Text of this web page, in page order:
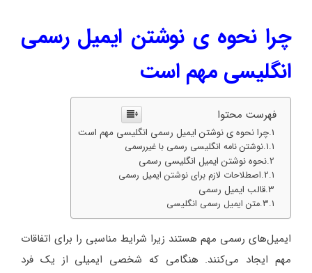
چرا نحوه ی نوشتن ایمیل رسمی
انگلیسی مهم است
فهرست محتوا
چرا نحوه ی نوشتن ایمیل رسمی انگلیسی مهم است
نوشتن نامه انگلیسی رسمی با غیررسمی
نحوه نوشتن ایمیل انگلیسی رسمی
اصطلاحات لازم برای نوشتن ایمیل رسمی
قالب ایمیل رسمی
متن ایمیل رسمی انگلیسی
ایمیل‌های رسمی مهم هستند زیرا شرایط مناسبی را برای اتفاقات
مهم ایجاد می‌کنند. هنگامی که شخصی ایمیلی از یک فرد